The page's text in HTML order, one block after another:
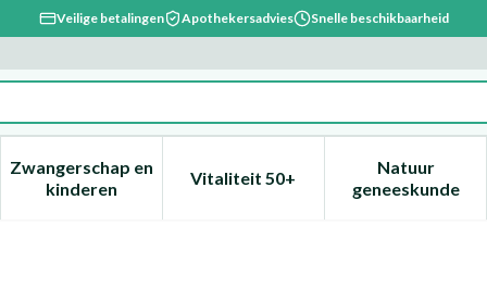
Veilige betalingen Apothekersadvies Snelle beschikbaarheid
verzorging en hygiëne categorie
voor Dieet, voeding en vitamines categorie
Zwangerschap en
kinderenToon submenu voor Zwangerschap en kinderen
Vitaliteit 50+Toon submenu voor Vitaliteit
Natuur
geneeskunde
Toon